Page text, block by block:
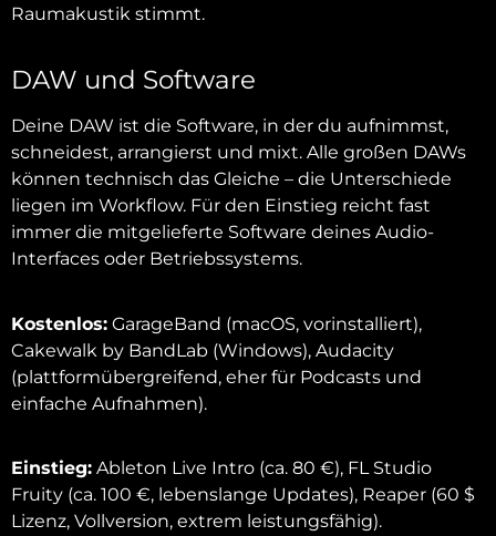
Raumakustik stimmt.
DAW und Software
Deine DAW ist die Software, in der du aufnimmst,
schneidest, arrangierst und mixt. Alle großen DAWs
können technisch das Gleiche – die Unterschiede
liegen im Workflow. Für den Einstieg reicht fast
immer die mitgelieferte Software deines Audio-
Interfaces oder Betriebssystems.
Kostenlos: GarageBand (macOS, vorinstalliert),
Cakewalk by BandLab (Windows), Audacity
(plattformübergreifend, eher für Podcasts und
einfache Aufnahmen).
Einstieg: Ableton Live Intro (ca. 80 €), FL Studio
Fruity (ca. 100 €, lebenslange Updates), Reaper (60 $
Lizenz, Vollversion, extrem leistungsfähig).